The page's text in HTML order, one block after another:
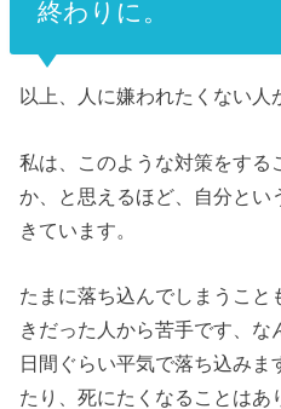
終わりに。
以上、人に嫌われたくない人
私は、このような対策をする
か、と思えるほど、自分とい
きています。
たまに落ち込んでしまうこと
きだった人から苦手です、な
日間ぐらい平気で落ち込みま
たり、死にたくなることはあ